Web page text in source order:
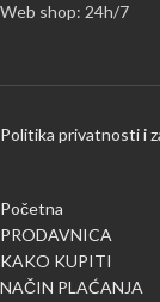
Web shop: 24h/7
Politika privatnosti i
Početna
PRODAVNICA
KAKO KUPITI
NAČIN PLAĆANJA